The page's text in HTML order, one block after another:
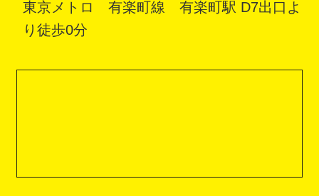
東京メトロ 有楽町線 有楽町駅 D7出口よ
り徒歩0分